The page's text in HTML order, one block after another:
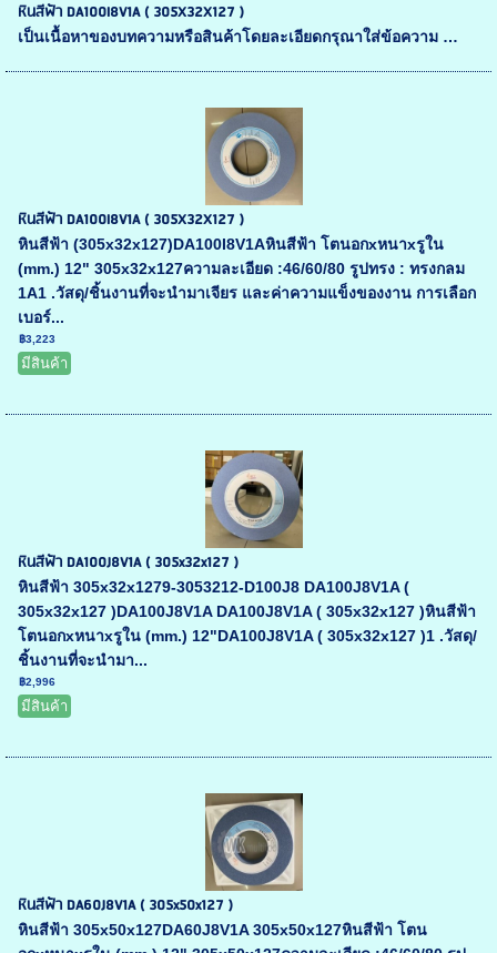
หินสีฟ้า DA100I8V1A ( 305X32X127 )
เป็นเนื้อหาของบทความหรือสินค้าโดยละเอียดกรุณาใส่ข้อความ …
หินสีฟ้า DA100I8V1A ( 305X32X127 )
หินสีฟ้า (305x32x127)DA100I8V1Aหินสีฟ้า โตนอกxหนาxรูใน
(mm.) 12" 305x32x127ความละเอียด :46/60/80 รูปทรง : ทรงกลม
1A1 .วัสดุ/ชิ้นงานที่จะนำมาเจียร และค่าความแข็งของงาน การเลือก
เบอร์...
฿3,223
มีสินค้า
หินสีฟ้า DA100J8V1A ( 305x32x127 )
หินสีฟ้า 305x32x1279-3053212-D100J8 DA100J8V1A (
305x32x127 )DA100J8V1A DA100J8V1A ( 305x32x127 )หินสีฟ้า
โตนอกxหนาxรูใน (mm.) 12"DA100J8V1A ( 305x32x127 )1 .วัสดุ/
ชิ้นงานที่จะนำมา...
฿2,996
มีสินค้า
หินสีฟ้า DA60J8V1A ( 305x50x127 )
หินสีฟ้า 305x50x127DA60J8V1A 305x50x127หินสีฟ้า โตน